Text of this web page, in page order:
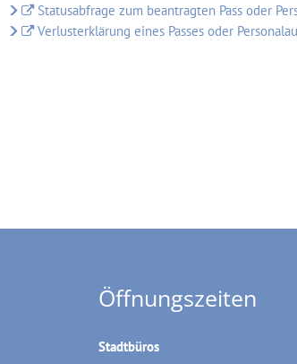
Statusabfrage zum beantragten Pass oder
Verlusterklärung eines Passes oder
Öffnungszeiten
Stadtbüros